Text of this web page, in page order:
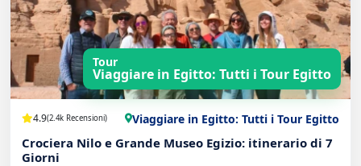
Tour
Viaggiare in Egitto: Tutti i Tour Egitto
4.9(2.4k Recensioni) Viaggiare in Egitto: Tutti i Tour Egitto
Crociera Nilo e Grande Museo Egizio: itinerario di 7
Giorni